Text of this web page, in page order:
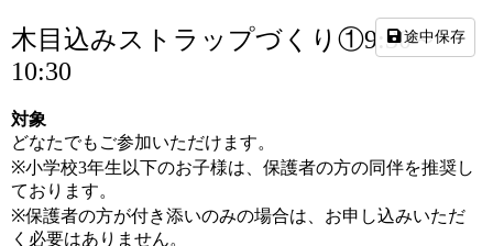
木目込みストラップづくり①9:30～
10:30
対象
どなたでもご参加いただけます。
※小学校3年生以下のお子様は、保護者の方の同伴を推奨し
ております。
※保護者の方が付き添いのみの場合は、お申し込みいただ
く必要はありません。
途中保存